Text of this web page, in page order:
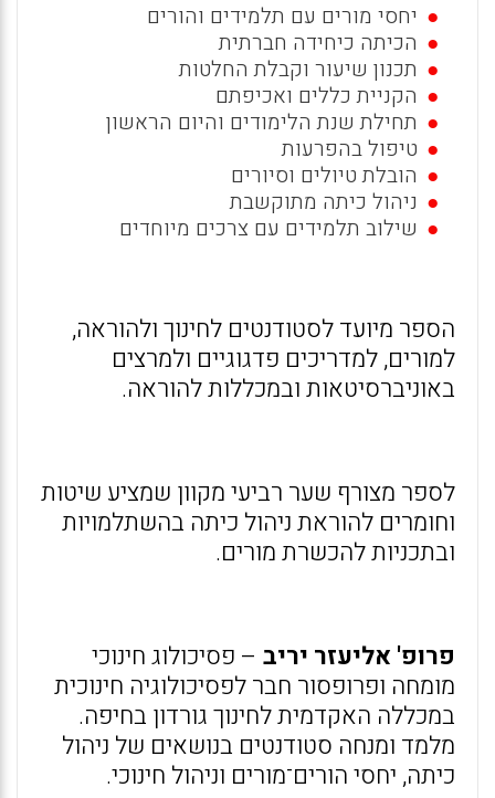
יחסי מורים עם תלמידים והורים
הכיתה כיחידה חברתית
תכנון שיעור וקבלת החלטות
הקניית כללים ואכיפתם
תחילת שנת הלימודים והיום הראשון
טיפול בהפרעות
הובלת טיולים וסיורים
ניהול כיתה מתוקשבת
שילוב תלמידים עם צרכים מיוחדים
הספר מיועד לסטודנטים לחינוך ולהוראה,
למורים, למדריכים פדגוגיים ולמרצים
באוניברסיטאות ובמכללות להוראה.
לספר מצורף שער רביעי מקוון שמציע שיטות
וחומרים להוראת ניהול כיתה בהשתלמויות
ובתכניות להכשרת מורים.
פרופ' אליעזר יריב – פסיכולוג חינוכי
מומחה ופרופסור חבר לפסיכולוגיה חינוכית
במכללה האקדמית לחינוך גורדון בחיפה.
מלמד ומנחה סטודנטים בנושאים של ניהול
כיתה, יחסי הורים־מורים וניהול חינוכי.